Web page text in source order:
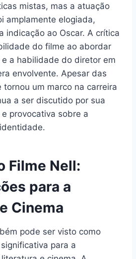
mistas, mas a atuação
amplamente elogiada,
indicação ao Oscar. A crítica
do filme ao abordar
a habilidade do diretor em
envolvente. Apesar das
tornou um marco na carreira
a ser discutido por sua
provocativa sobre a
Filme Nell:
para a
Cinema
pode ser visto como
para a